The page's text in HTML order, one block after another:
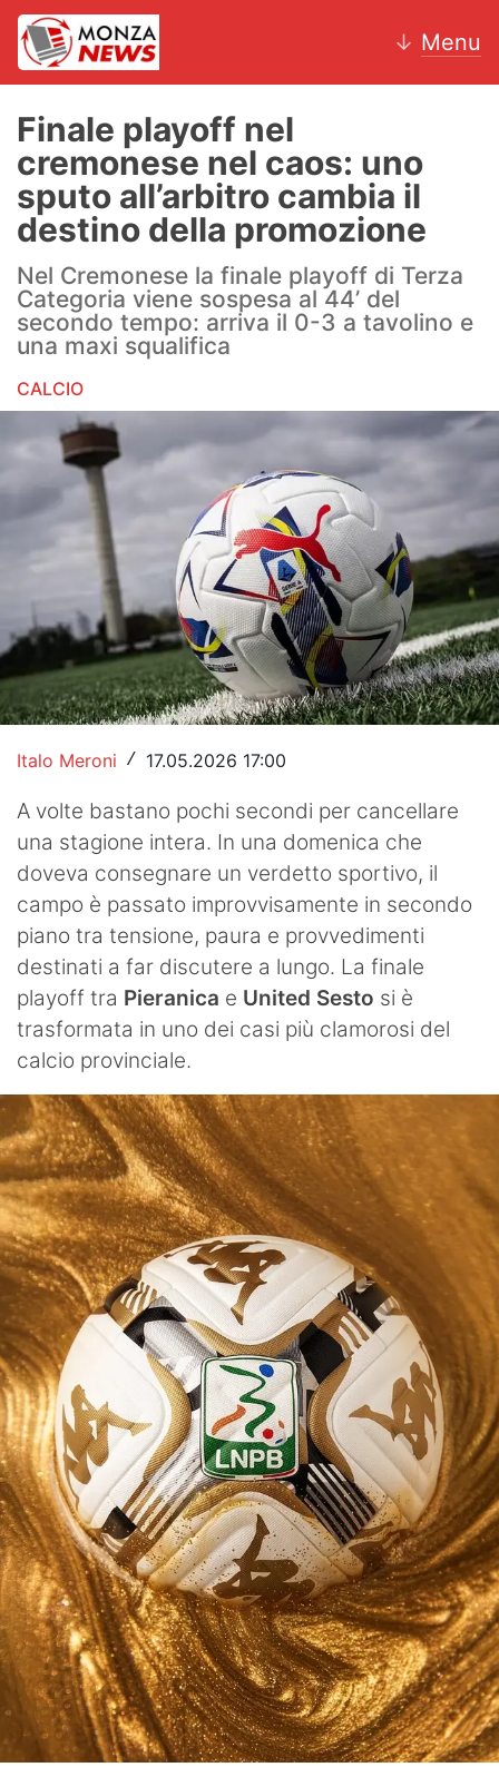
↓ Menu
News
AC Monza
Calcio
Motori
Volley
Hockey
Altri sport
Hockey
Pallanuoto
Pallamano
Altre
News
Turismo
Eventi
Finale playoff nel
cremonese nel caos: uno
sputo all’arbitro cambia il
destino della promozione
Nel Cremonese la finale playoff di Terza
Categoria viene sospesa al 44’ del
secondo tempo: arriva il 0-3 a tavolino e
una maxi squalifica
CALCIO
Italo Meroni / 17.05.2026 17:00
A volte bastano pochi secondi per cancellare
una stagione intera. In una domenica che
doveva consegnare un verdetto sportivo, il
campo è passato improvvisamente in secondo
piano tra tensione, paura e provvedimenti
destinati a far discutere a lungo. La finale
playoff tra Pieranica e United Sesto si è
trasformata in uno dei casi più clamorosi del
calcio provinciale.